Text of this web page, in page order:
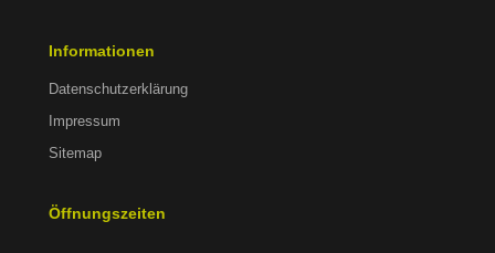
Informationen
Datenschutzerklärung
Impressum
Sitemap
Öffnungszeiten